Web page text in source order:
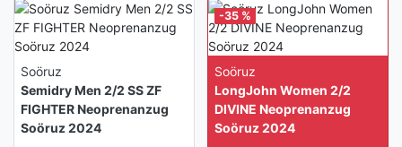
Soöruz
Semidry Men 2/2 SS ZF
FIGHTER Neoprenanzug
Soöruz 2024
Soöruz
LongJohn Women 2/2
DIVINE Neoprenanzug
Soöruz 2024
-35 %